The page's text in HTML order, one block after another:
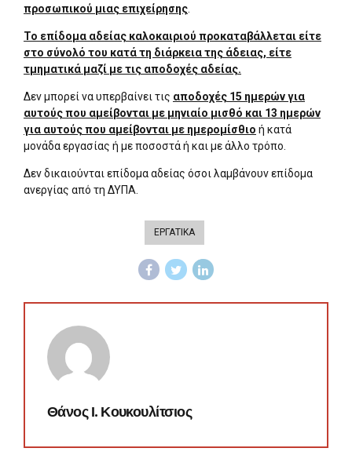
προσωπικού μιας επιχείρησης
Το επίδομα αδείας καλοκαιριού προκαταβάλλεται είτε
στο σύνολό του κατά τη διάρκεια της άδειας, είτε
τμηματικά μαζί με τις αποδοχές αδείας.
Δεν μπορεί να υπερβαίνει τις αποδοχές 15 ημερών για
αυτούς που αμείβονται με μηνιαίο μισθό και 13 ημερών
για αυτούς που αμείβονται με ημερομίσθιο ή κατά
μονάδα εργασίας ή με ποσοστά ή και με άλλο τρόπο.
Δεν δικαιούνται επίδομα αδείας όσοι λαμβάνουν επίδομα
ανεργίας από τη ΔΥΠΑ.
ΕΡΓΑΤΙΚΑ
Θάνος Ι. Κουκουλίτσιος